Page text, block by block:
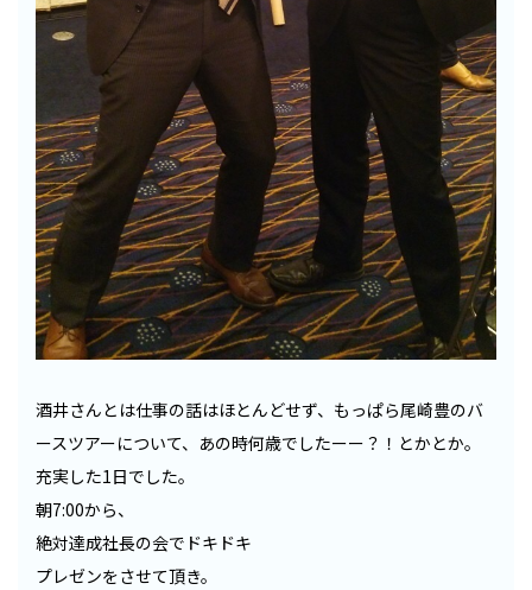
酒井さんとは仕事の話はほとんどせず、もっぱら尾崎豊のバ
ースツアーについて、あの時何歳でしたーー？！とかとか。
充実した1日でした。
朝7:00から、
絶対達成社長の会でドキドキ
プレゼンをさせて頂き。